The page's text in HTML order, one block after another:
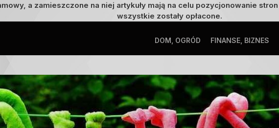
a zamieszczone na niej artykuły mają na celu pozycjonowanie
wszystkie zostały opłacone.
DOM, OGRÓD FINANSE, BIZNES